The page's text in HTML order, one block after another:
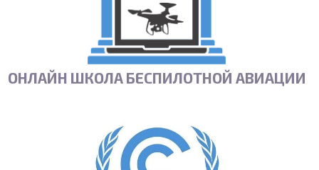
ОНЛАЙН ШКОЛА БЕСПИЛОТНОЙ АВИАЦИИ